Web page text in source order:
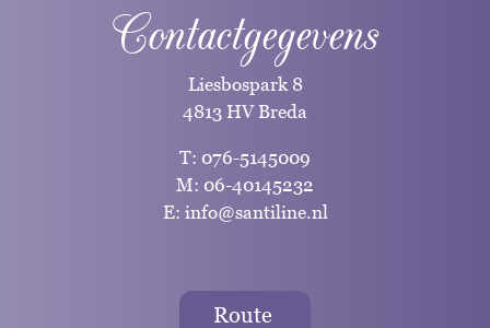
Contactgegevens
Liesbospark 8
4813 HV Breda
T: 076-5145009
M: 06-40145232
E: info@santiline.nl
Route